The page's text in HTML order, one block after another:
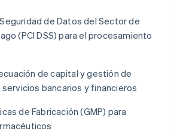
de Datos del Sector de
(PCI DSS) para el procesamiento
de capital y gestión de
bancarios y financieros
de Fabricación (GMP) para